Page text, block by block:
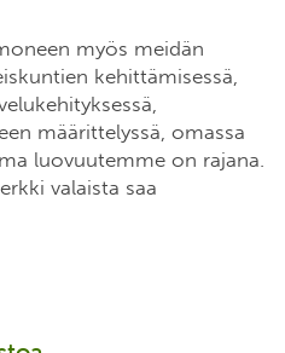
myös meidän
kehittämisessä,
määrittelyssä, omassa
luovuutemme on rajana.
valaista saa